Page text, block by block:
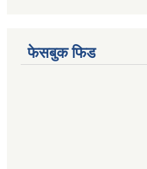
फेसबुक फिड